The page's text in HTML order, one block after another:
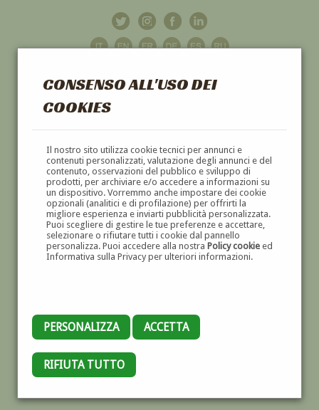
CONSENSO ALL'USO DEI
COOKIES
Il nostro sito utilizza cookie tecnici per annunci e
contenuti personalizzati, valutazione degli annunci e del
contenuto, osservazioni del pubblico e sviluppo di
prodotti, per archiviare e/o accedere a informazioni su
un dispositivo. Vorremmo anche impostare dei cookie
opzionali (analitici e di profilazione) per offrirti la
migliore esperienza e inviarti pubblicità personalizzata.
Puoi scegliere di gestire le tue preferenze e accettare,
selezionare o rifiutare tutti i cookie dal pannello
personalizza. Puoi accedere alla nostra Policy cookieed
Informativa sulla Privacy per ulteriori informazioni.
PERSONALIZZA ACCETTA
RIFIUTA TUTTO
GALLERIAD'ARTE
DIPINTI E SCULTURE '800 E '900